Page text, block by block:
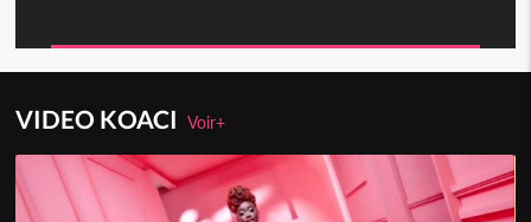
VIDEO KOACIVoir+